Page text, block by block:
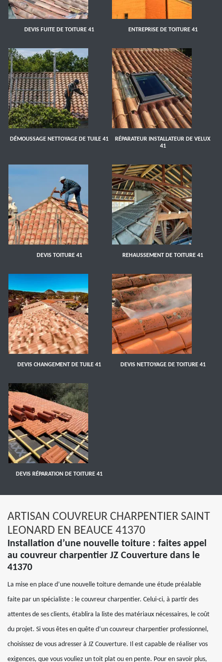
DEVIS FUITE DE TOITURE 41 ENTREPRISE DE TOITURE 41
DÉMOUSSAGE NETTOYAGE DE TUILE 41
RÉPARATEUR INSTALLATEUR DE VELUX
41
DEVIS TOITURE 41 REHAUSSEMENT DE TOITURE 41
DEVIS CHANGEMENT DE TUILE 41 DEVIS NETTOYAGE DE TOITURE 41
DEVIS RÉPARATION DE TOITURE 41
ARTISAN COUVREUR CHARPENTIER SAINT
LEONARD EN BEAUCE 41370
Installation d’une nouvelle toiture : faites appel
au couvreur charpentier JZ Couverture dans le
41370
La mise en place d’une nouvelle toiture demande une étude préalable
faite par un spécialiste : le couvreur charpentier. Celui-ci, à partir des
attentes de ses clients, établira la liste des matériaux nécessaires, le coût
du projet. Si vous êtes en quête d’un couvreur charpentier professionnel,
choisissez de vous adresser à JZ Couverture. Il est capable de réaliser vos
exigences, que vous vouliez un toit plat ou en pente. Pour en savoir plus,